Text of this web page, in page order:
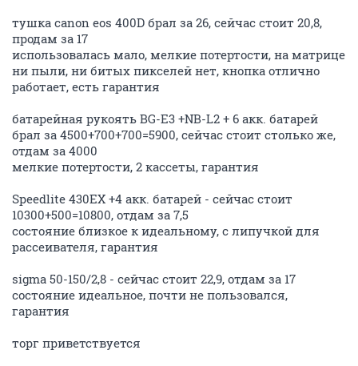
тушка canon eos 400D брал за 26, сейчас стоит 20,8,
продам за 17
использовалась мало, мелкие потертости, на матрице
ни пыли, ни битых пикселей нет, кнопка отлично
работает, есть гарантия
батарейная рукоять BG-E3 +NB-L2 + 6 акк. батарей
брал за 4500+700+700=5900, сейчас стоит столько же,
отдам за 4000
мелкие потертости, 2 кассеты, гарантия
Speedlite 430EX +4 акк. батарей - сейчас стоит
10300+500=10800, отдам за 7,5
состояние близкое к идеальному, с липучкой для
рассеивателя, гарантия
sigma 50-150/2,8 - сейчас стоит 22,9, отдам за 17
состояние идеальное, почти не пользовался,
гарантия
торг приветствуется